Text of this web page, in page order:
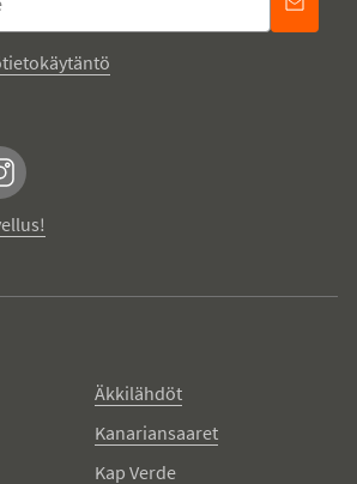
Instagram
Äkkilähdöt
Kanariansaaret
Kap Verde